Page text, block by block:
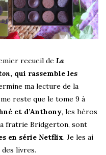
recueil de La
, qui rassemble les
ma lecture de la
reste que le tome 9 à
et d’Anthony, les héros
fratrie Bridgerton, sont
en série Netflix. Je les ai
livres.